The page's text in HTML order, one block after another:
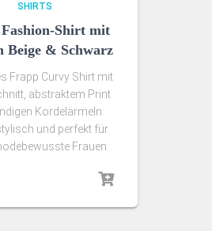
SHIRTS
Shirt mit
Beige & Schwarz
Frapp Curvy Shirt mit
abstraktem Print
Kordelärmeln.
und perfekt für
Frauen.